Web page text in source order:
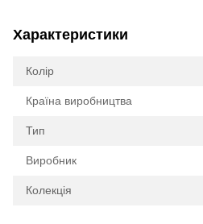
Характеристики
Колір
Країна виробництва
Тип
Виробник
Колекція